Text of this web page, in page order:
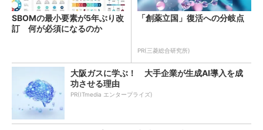
SBOMの最小要素が5年ぶり改
訂 何が必須になるのか
「創薬立国」復活への分岐点
PR(三菱総合研究所)
大阪ガスに学ぶ！ 大手企業が生成AI導入を成
功させる理由
PR(ITmedia エンタープライズ)